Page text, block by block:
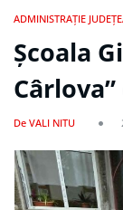
ADMINISTRAȚIE
Școala
De VALI NITU